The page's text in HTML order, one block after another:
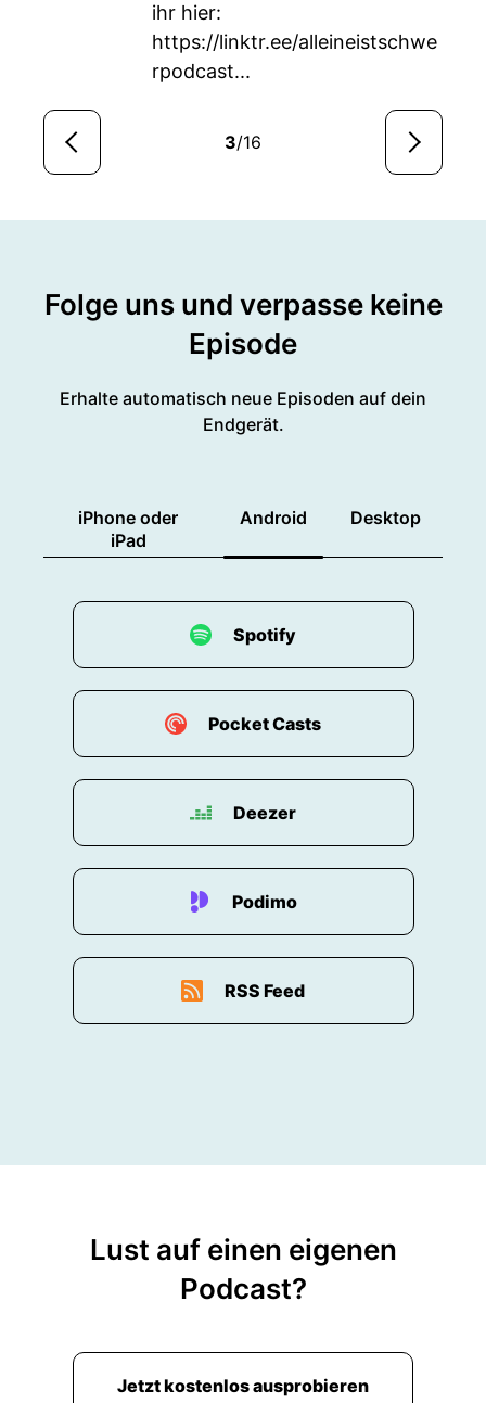
ihr hier:
https://linktr.ee/alleineistschwe
rpodcast...
3/16
Folge uns und verpasse keine
Episode
Erhalte automatisch neue Episoden auf dein
Endgerät.
iPhone oder
iPad
Android Desktop
Spotify
Pocket Casts
Deezer
Podimo
RSS Feed
Lust auf einen eigenen
Podcast?
Jetzt kostenlos ausprobieren